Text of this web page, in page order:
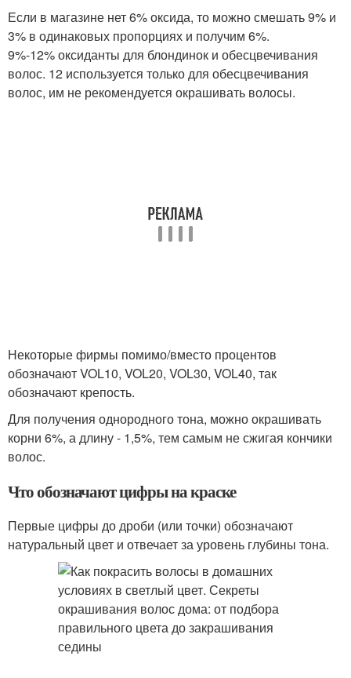
Если в магазине нет 6% оксида, то можно смешать 9% и
3% в одинаковых пропорциях и получим 6%.
9%-12% оксиданты для блондинок и обесцвечивания
волос. 12 используется только для обесцвечивания
волос, им не рекомендуется окрашивать волосы.
Некоторые фирмы помимо/вместо процентов
обозначают VOL10, VOL20, VOL30, VOL40, так
обозначают крепость.
Для получения однородного тона, можно окрашивать
корни 6%, а длину - 1,5%, тем самым не сжигая кончики
волос.
Что обозначают цифры на краске
Первые цифры до дроби (или точки) обозначают
натуральный цвет и отвечает за уровень глубины тона.